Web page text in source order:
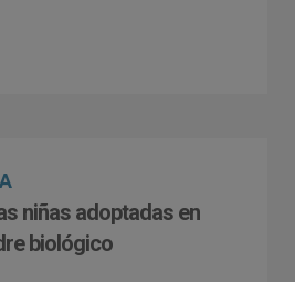
niñas adoptadas en
biológico